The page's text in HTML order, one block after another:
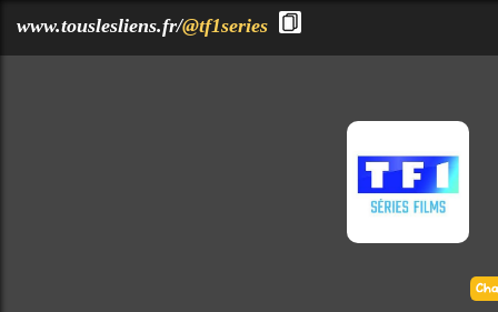
www.touslesliens.fr/@tf1series